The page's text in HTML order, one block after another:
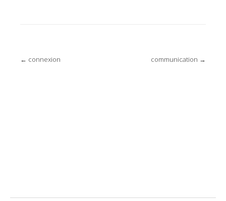
Post
← connexion communication →